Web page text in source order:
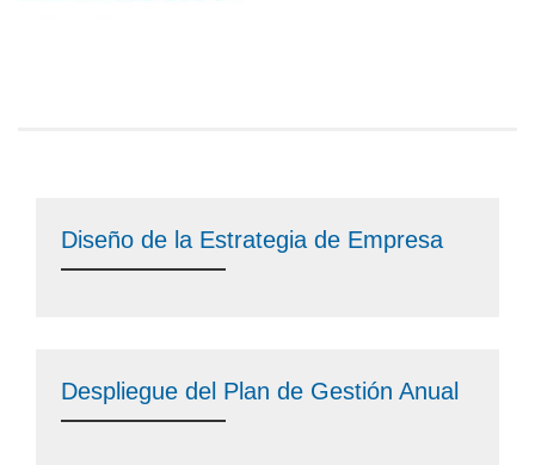
Diseño de la Estrategia de Empresa
Despliegue del Plan de Gestión Anual